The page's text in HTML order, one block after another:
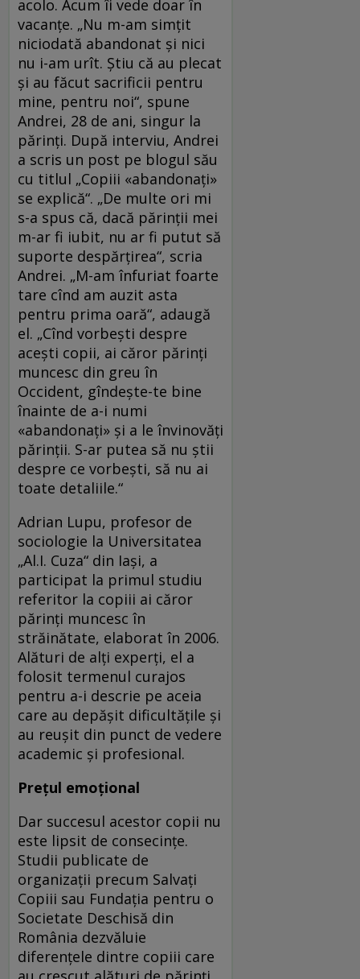
acolo. Acum îi vede doar în
vacanţe. „Nu m-am simţit
niciodată abandonat şi nici
nu i-am urît. Ştiu că au plecat
şi au făcut sacrificii pentru
mine, pentru noi“, spune
Andrei, 28 de ani, singur la
părinţi. După interviu, Andrei
a scris un post pe blogul său
cu titlul „Copiii «abandonaţi»
se explică“. „De multe ori mi
s-a spus că, dacă părinţii mei
m-ar fi iubit, nu ar fi putut să
suporte despărţirea“, scria
Andrei. „M-am înfuriat foarte
tare cînd am auzit asta
pentru prima oară“, adaugă
el. „Cînd vorbeşti despre
aceşti copii, ai căror părinţi
muncesc din greu în
Occident, gîndeşte-te bine
înainte de a-i numi
«abandonaţi» şi a le învinovăţi
părinţii. S-ar putea să nu ştii
despre ce vorbeşti, să nu ai
toate detaliile.“
Adrian Lupu, profesor de
sociologie la Universitatea
„Al.I. Cuza“ din Iaşi, a
participat la primul studiu
referitor la copiii ai căror
părinţi muncesc în
străinătate, elaborat în 2006.
Alături de alţi experţi, el a
folosit termenul curajos
pentru a-i descrie pe aceia
care au depăşit dificultăţile şi
au reuşit din punct de vedere
academic şi profesional.
Preţul emoţional
Dar succesul acestor copii nu
este lipsit de consecinţe.
Studii publicate de
organizaţii precum Salvaţi
Copiii sau Fundaţia pentru o
Societate Deschisă din
România dezvăluie
diferenţele dintre copiii care